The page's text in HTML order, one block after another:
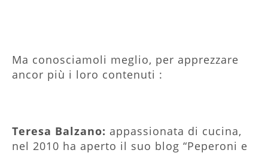
Ma conosciamoli meglio, per apprezzare
ancor più i loro contenuti :
Teresa Balzano: appassionata di cucina,
nel 2010 ha aperto il suo blog “Peperoni e